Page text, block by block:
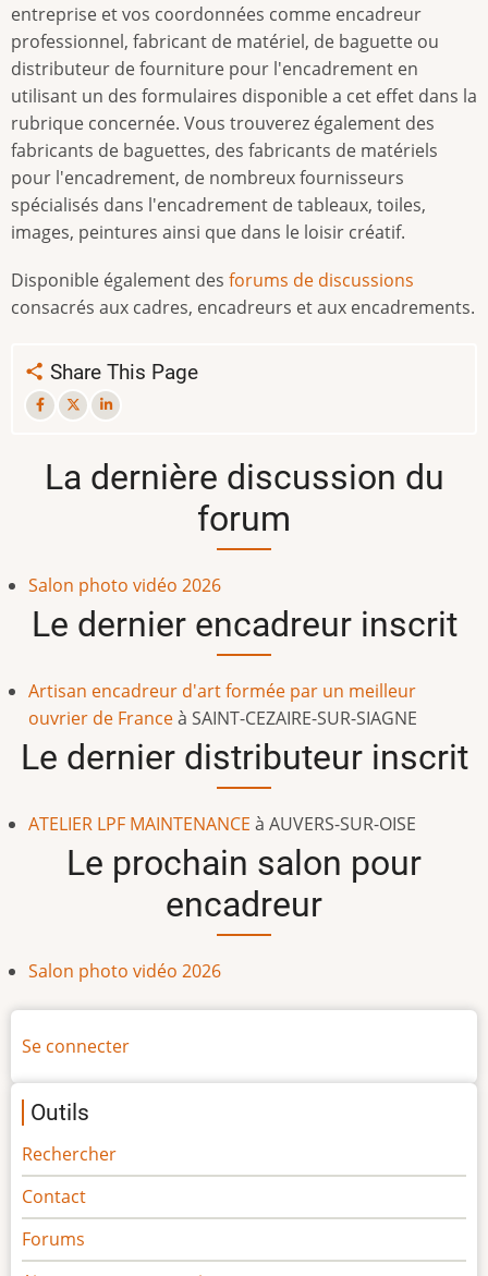
entreprise et vos coordonnées comme encadreur
professionnel, fabricant de matériel, de baguette ou
distributeur de fourniture pour l'encadrement en
utilisant un des formulaires disponible a cet effet dans la
rubrique concernée. Vous trouverez également des
fabricants de baguettes, des fabricants de matériels
pour l'encadrement, de nombreux fournisseurs
spécialisés dans l'encadrement de tableaux, toiles,
images, peintures ainsi que dans le loisir créatif.
Disponible également des forums de discussions
consacrés aux cadres, encadreurs et aux encadrements.
Share This Page
La dernière discussion du
forum
Salon photo vidéo 2026
Le dernier encadreur inscrit
Artisan encadreur d'art formée par un meilleur
ouvrier de Franceà SAINT-CEZAIRE-SUR-SIAGNE
Le dernier distributeur inscrit
ATELIER LPF MAINTENANCE à AUVERS-SUR-OISE
Le prochain salon pour
encadreur
Salon photo vidéo 2026
Menu
compte
de
l'utilisateur
Se connecter
Outils
Rechercher
Contact
Forums